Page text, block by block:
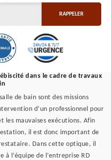
dans le cadre de travaux
de bain sont des missions
d’un professionnel pour
les mauvaises exécutions. Afin
il est donc important de
Dans cette optique, il
à l’équipe de l’entreprise RD